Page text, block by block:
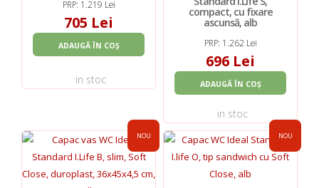
PRP: 1.219 Lei
705 Lei
ADAUGĂ ÎN COȘ
in stoc
compact, cu fixare
ascunsă, alb
PRP: 1.262 Lei
696 Lei
ADAUGĂ ÎN COȘ
in stoc
NOU NOU